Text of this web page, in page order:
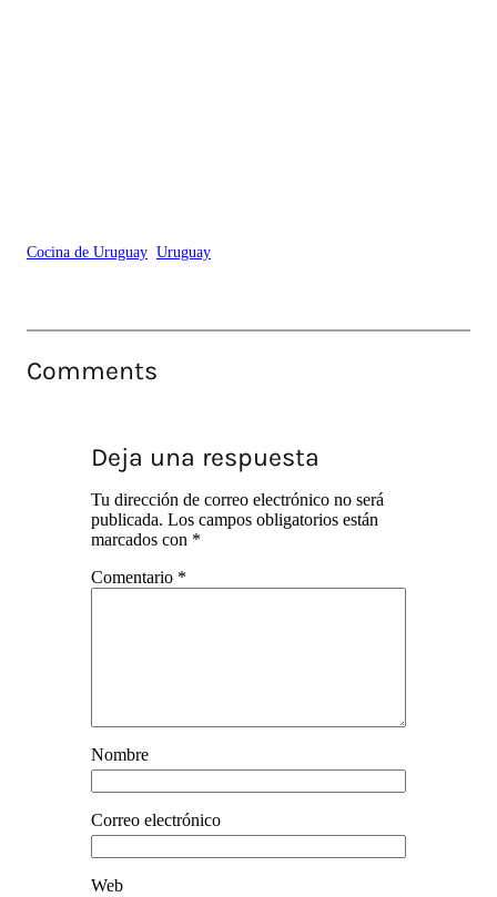
Cocina de Uruguay Uruguay
Comments
Deja una respuesta
Tu dirección de correo electrónico no será
publicada. Los campos obligatorios están
marcados con *
Comentario *
Nombre
Correo electrónico
Web